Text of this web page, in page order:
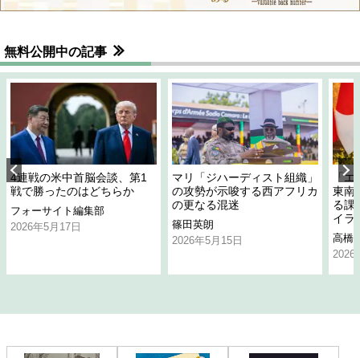
無料公開中の記事
4連戦の米中首脳会談、第1
戦で勝ったのはどちらか
フォーサイト編集部
2026年5月17日
マリ「ジハーディスト組織」
の攻勢が示唆する西アフリカ
の更なる混迷
篠田英朗
2026年5月15日
「
東南
る課
イラ
高橋
2026